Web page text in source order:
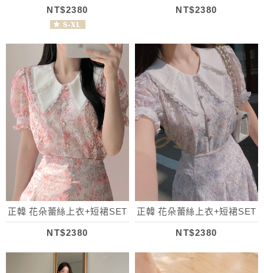
NT$2380 NT$2380
正韓 花朵蕾絲上衣+短裙SET
NT$2380
正韓 花朵蕾絲上衣+短裙SET
NT$2380